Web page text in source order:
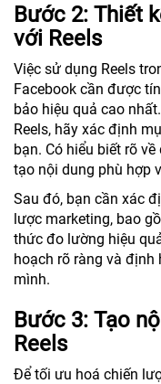
Bước 2: Thiết
với Reels
Việc sử dụng Reels
Facebook cần được
bảo hiệu quả cao
Reels, hãy xác định
bạn. Có hiểu biết rõ
tạo nội dung phù hợp
Sau đó, bạn cần xác
lược marketing, bao
thức đo lường hiệu
hoạch rõ ràng và định
mình.
Bước 3: Tạo
Reels
Để tối ưu hoá chiến